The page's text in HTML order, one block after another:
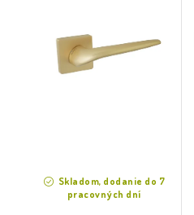
Skladom, dodanie do 7
pracovných dní